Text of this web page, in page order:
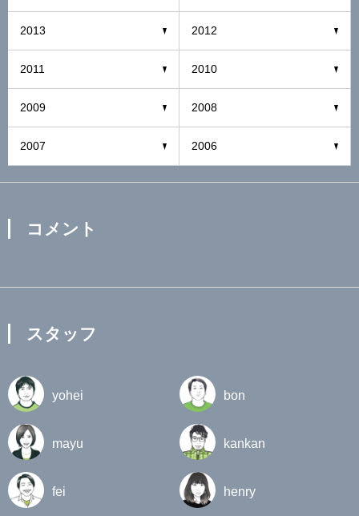
2013 2012
2011 2010
2009 2008
2007 2006
コメント
スタッフ
yohei bon
mayu kankan
fei henry